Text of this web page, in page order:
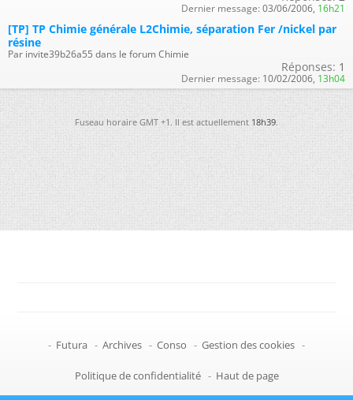
Dernier message: 03/06/2006, 16h21
[TP] TP Chimie générale L2Chimie, séparation Fer /nickel par
résine
Par invite39b26a55 dans le forum Chimie
Réponses: 1
Dernier message: 10/02/2006, 13h04
Fuseau horaire GMT +1. Il est actuellement18h39.
- Futura - Archives - Conso - Gestion des cookies -
Politique de confidentialité - Haut de page